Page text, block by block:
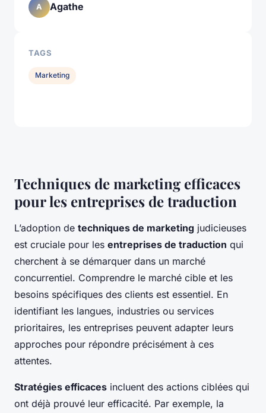
Techniques de marketing efficaces
pour les entreprises de traduction
L’adoption de techniques de marketing judicieuses
est cruciale pour les entreprises de traduction qui
cherchent à se démarquer dans un marché
concurrentiel. Comprendre le marché cible et les
besoins spécifiques des clients est essentiel. En
identifiant les langues, industries ou services
prioritaires, les entreprises peuvent adapter leurs
approches pour répondre précisément à ces
attentes.
Stratégies efficaces incluent des actions ciblées qui
ont déjà prouvé leur efficacité. Par exemple, la
A Agathe
TAGS
Marketing